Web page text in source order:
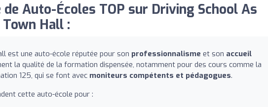
Auto-Écoles TOP sur Driving School As
Hall :
est une auto-école réputée pour son professionnalisme et son accueil
la qualité de la formation dispensée, notamment pour des cours comme la
125, qui se font avec moniteurs compétents et pédagogues.
cette auto-école pour :